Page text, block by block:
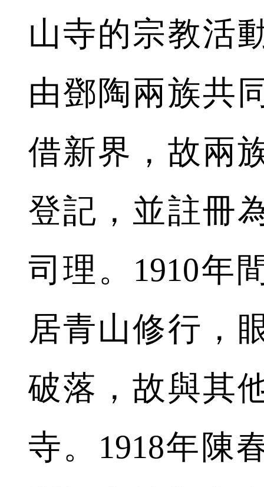
山寺的宗教活
由鄧陶兩族共
借新界，故兩
登記，並註冊
司理。1910年
居青山修行，
破落，故與其
寺。1918年陳